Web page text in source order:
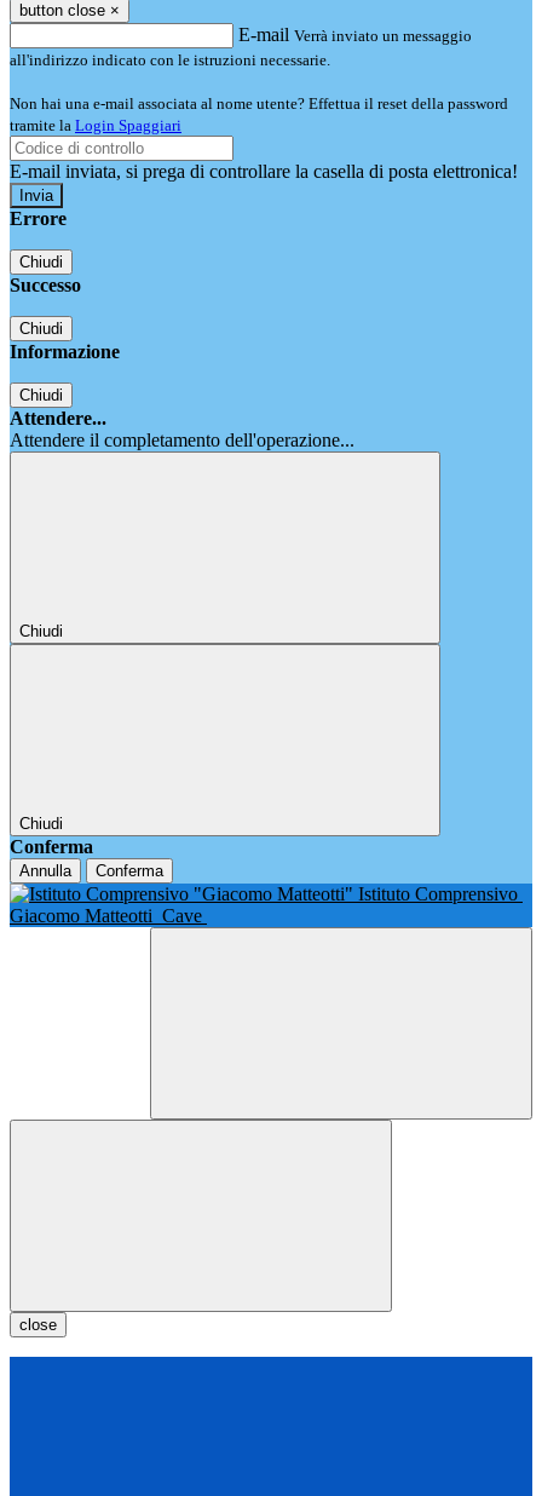
button close ×
E-mail Verrà inviato un messaggio
all'indirizzo indicato con le istruzioni necessarie.
Non hai una e-mail associata al nome utente? Effettua il reset della password
tramite la Login Spaggiari
E-mail inviata, si prega di controllare la casella di posta elettronica!
Errore
Chiudi
Successo
Chiudi
Informazione
Chiudi
Attendere...
Attendere il completamento dell'operazione...
Chiudi
Chiudi
Conferma
Annulla Conferma
Istituto Comprensivo
Giacomo Matteotti Cave
close